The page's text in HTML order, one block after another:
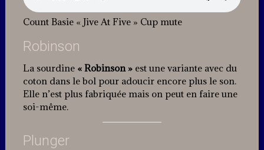
Count Basie « Jive At Five » Cup mute
Robinson
La sourdine « Robinson »est une variante avec du
coton dans le bol pour adoucir encore plus le son.
Elle n’est plus fabriquée mais on peut en faire une
soi-même.
Plunger